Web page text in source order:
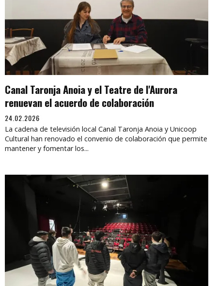
Canal Taronja Anoia y el Teatre de l'Aurora
renuevan el acuerdo de colaboración
24.02.2026
La cadena de televisión local Canal Taronja Anoia y Unicoop
Cultural han renovado el convenio de colaboración que permite
mantener y fomentar los...